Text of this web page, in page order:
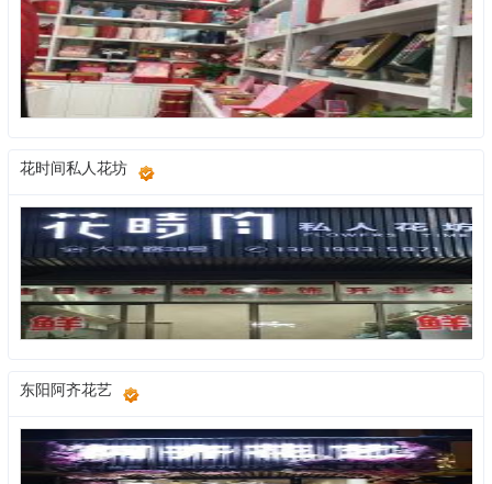
花时间私人花坊
东阳阿齐花艺